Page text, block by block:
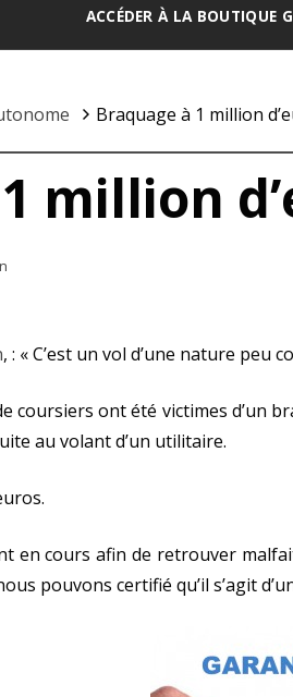
ACCÉDER À LA BOUTIQUE
Braquage à 1 million
million
, : « C’est un vol d’une nature peu
coursiers ont été victimes
au volant d’un utilitaire.
en cours afin de retrouver
pouvons certifié qu’il s’agit